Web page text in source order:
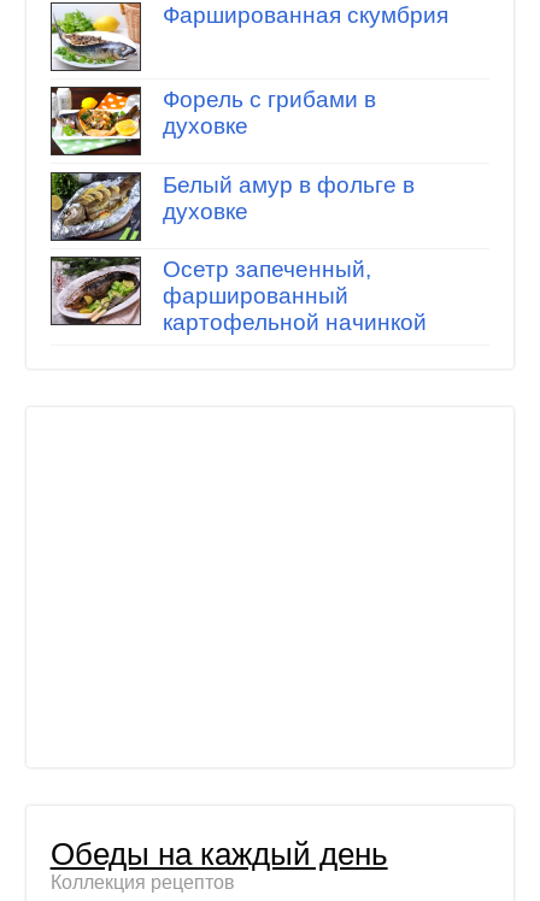
Фаршированная скумбрия
Форель с грибами в
духовке
Белый амур в фольге в
духовке
Осетр запеченный,
фаршированный
картофельной начинкой
Обеды на каждый день
Коллекция рецептов